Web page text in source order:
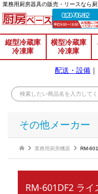
業務⽤厨房器具の販売・リースなら
0120-706-862
縦型冷蔵庫
冷凍庫
横型冷蔵庫
冷凍庫
配送・設備 ｜
その他メーカー
業務用厨房機器 RM-
RM-601DF2 ラ